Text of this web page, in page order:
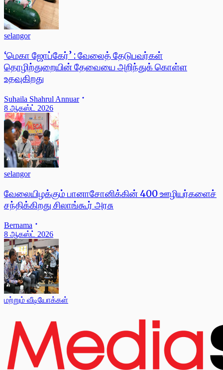
selangor
‘மெகா ஜோப்கேர்’ : வேலைத் தேடுபவர்கள்
தொழிற்துறையின் தேவையை அறிந்துக் கொள்ள
உதவுகிறது
Suhaila Shahrul Annuar
8 ஆகஸ்ட் 2026
selangor
வேலையிழக்கும் பானாசோனிக்கின் 400 ஊழியர்களைச்
சந்திக்கிறது சிலாங்கூர் அரசு
Bernama
8 ஆகஸ்ட் 2026
மற்றும் வீடியோக்கள்